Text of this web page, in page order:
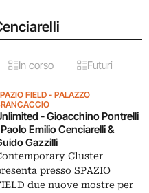
In corso Futuri
FIELD - PALAZZO
- Gioacchino Pontrelli
Emilio Cenciarelli &
Gazzilli
Cluster
presso SPAZIO
due nuove mostre per